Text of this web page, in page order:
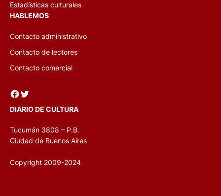
Estadísticas culturales
HABLEMOS
Contacto administrativo
Contacto de lectores
Contacto comercial
Facebook Twitter
DIARIO DE CULTURA
Tucumán 3808 – P.B.
Ciudad de Buenos Aires
Copyright 2009-2024